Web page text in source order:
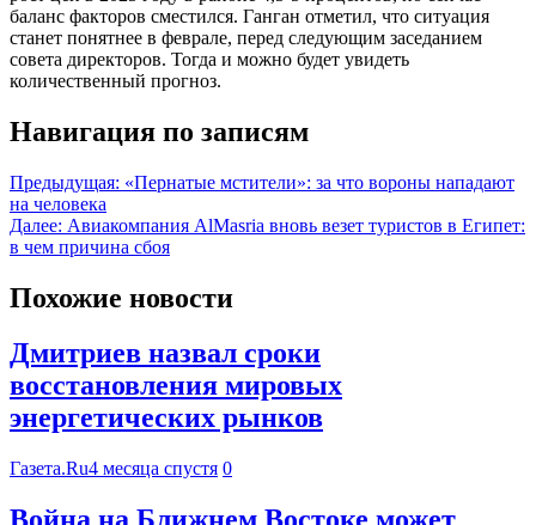
баланс факторов сместился. Ганган отметил, что ситуация
станет понятнее в феврале, перед следующим заседанием
совета директоров. Тогда и можно будет увидеть
количественный прогноз.
Навигация по записям
Предыдущая: «Пернатые мстители»: за что вороны нападают
на человека
Далее: Авиакомпания AlMasria вновь везет туристов в Египет:
в чем причина сбоя
Похожие новости
Дмитриев назвал сроки
восстановления мировых
энергетических рынков
Газета.Ru4 месяца спустя 0